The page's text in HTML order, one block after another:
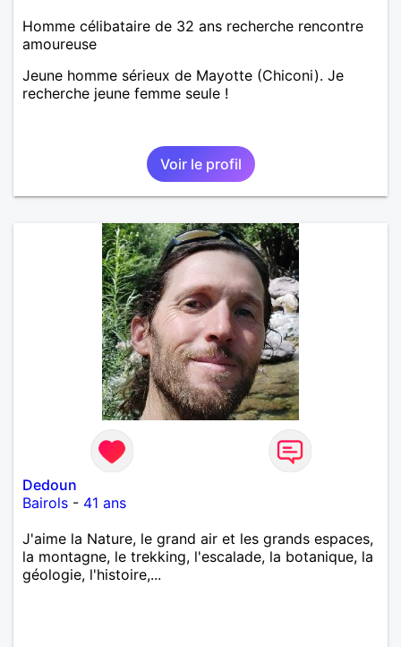
Homme célibataire de 32 ans recherche rencontre
amoureuse
Jeune homme sérieux de Mayotte (Chiconi). Je
recherche jeune femme seule !
Voir le profil
Dedoun
Bairols - 41 ans
J'aime la Nature, le grand air et les grands espaces,
la montagne, le trekking, l'escalade, la botanique, la
géologie, l'histoire,...